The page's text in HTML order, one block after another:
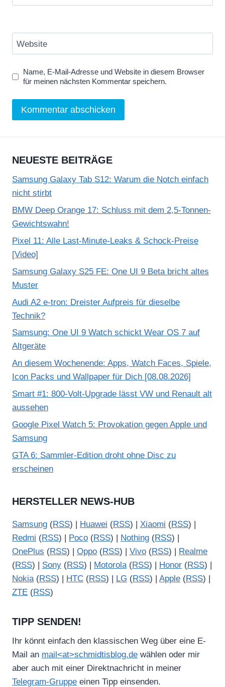
Website
Name, E-Mail-Adresse und Website in diesem Browser
für meinen nächsten Kommentar speichern.
NEUESTE BEITRÄGE
Samsung Galaxy Tab S12: Warum die Notch einfach
nicht stirbt
BMW Deep Orange 17: Schluss mit dem 2,5-Tonnen-
Gewichtswahn!
Pixel 11: Alle Last-Minute-Leaks & Schock-Preise
[Video]
Samsung Galaxy S25 FE: One UI 9 Beta bricht altes
Muster
Audi A2 e-tron: Dreister Aufpreis für dieselbe
Technik?
Samsung: One UI 9 Watch schickt Wear OS 7 auf
Altgeräte
An diesem Wochenende: Apps, Watch Faces, Spiele,
Icon Packs und Wallpaper für Dich [08.08.2026]
Smart #1: 800-Volt-Upgrade lässt VW und Renault alt
aussehen
Google Pixel Watch 5: Provokation gegen Apple und
Samsung
GTA 6: Sammler-Edition droht ohne Disc zu
erscheinen
HERSTELLER NEWS-HUB
Samsung (RSS) | Huawei (RSS) | Xiaomi (RSS) |
Redmi (RSS) | Poco (RSS) | Nothing (RSS) |
OnePlus (RSS) | Oppo (RSS) | Vivo (RSS) |
Realme
(RSS) | Sony (RSS) | Motorola(RSS) | Honor (RSS) |
Nokia(RSS) | HTC (RSS) | LG (RSS) | Apple (RSS) |
ZTE (RSS)
TIPP SENDEN!
Ihr könnt einfach den klassischen Weg über eine E-
Mail an mail<at>schmidtisblog.de wählen oder mir
aber auch mit einer Direktnachricht in meiner
Telegram-Gruppe einen Tipp einsenden.